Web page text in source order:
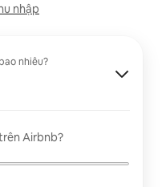
nhập
nhiêu?
Airbnb?